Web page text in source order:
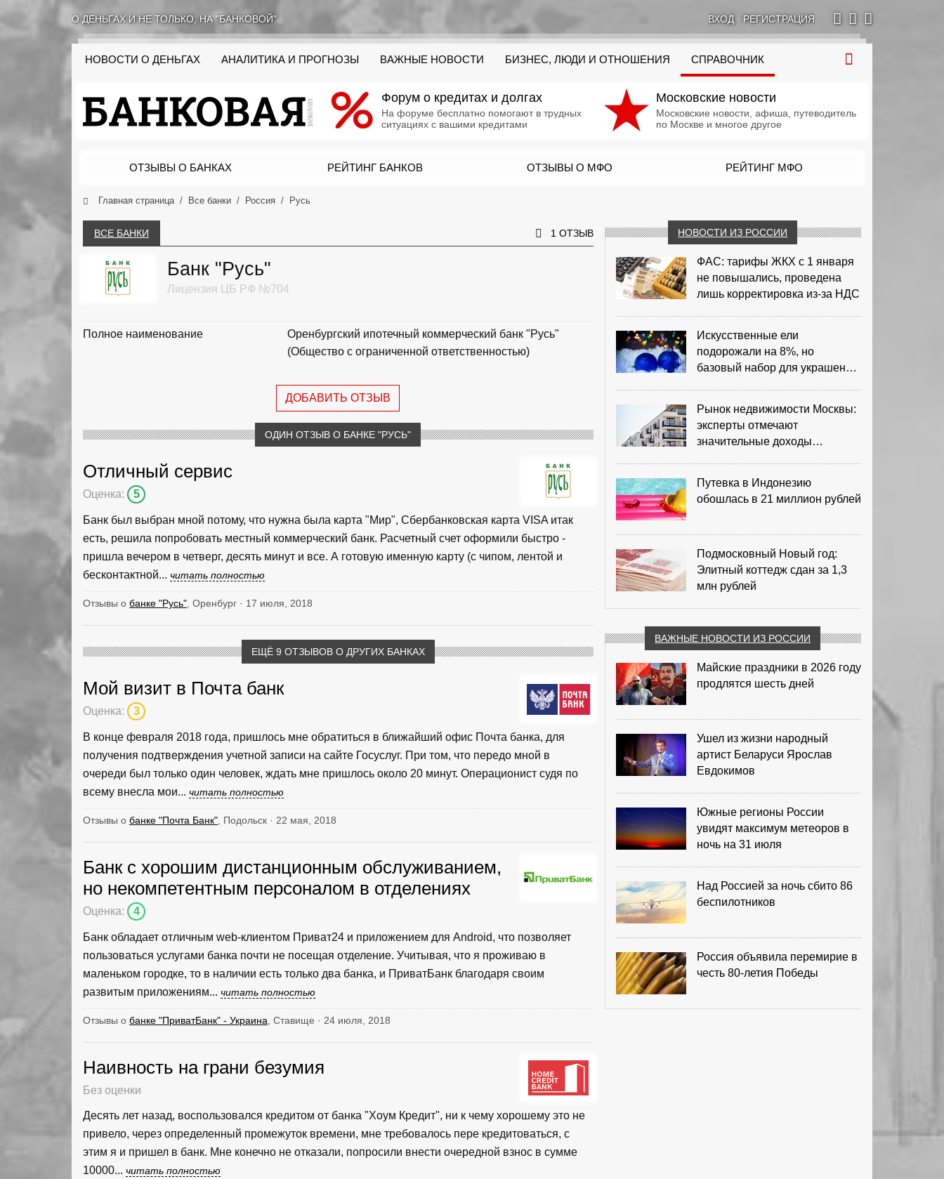
О ДЕНЬГАХ И НЕ ТОЛЬКО, НА "БАНКОВОЙ" ВХОД· РЕГИСТРАЦИЯ
НОВОСТИ О ДЕНЬГАХ АНАЛИТИКА И ПРОГНОЗЫ ВАЖНЫЕ НОВОСТИ БИЗНЕС, ЛЮДИ И ОТНОШЕНИЯ СПРАВОЧНИК
Форум о кредитах и долгах
На форуме бесплатно помогают в трудных
ситуациях с вашими кредитами
Московские новости
Московские новости, афиша, путеводитель
по Москве и многое другое
ОТЗЫВЫ О БАНКАХ РЕЙТИНГ БАНКОВ ОТЗЫВЫ О МФО РЕЙТИНГ МФО
Главная страница Все банки Россия Русь
ВСЕ БАНКИ 1 ОТЗЫВ
Банк "Русь"
Лицензия ЦБ РФ №704
Полное наименование
Оренбургский ипотечный коммерческий банк "Русь"
(Общество с ограниченной ответственностью)
ДОБАВИТЬ ОТЗЫВ
ОДИН ОТЗЫВ О БАНКЕ "РУСЬ"
Отличный сервис
Оценка: 5
Банк был выбран мной потому, что нужна была карта "Мир", Сбербанковская карта VISA итак
есть, решила попробовать местный коммерческий банк. Расчетный счет оформили быстро -
пришла вечером в четверг, десять минут и все. А готовую именную карту (с чипом, лентой и
бесконтактной... читать полностью
Отзывы о банке "Русь" , Оренбург · 17 июля, 2018
ЕЩЁ 9 ОТЗЫВОВ О ДРУГИХ БАНКАХ
Мой визит в Почта банк
Оценка: 3
В конце февраля 2018 года, пришлось мне обратиться в ближайший офис Почта банка, для
получения подтверждения учетной записи на сайте Госуслуг. При том, что передо мной в
очереди был только один человек, ждать мне пришлось около 20 минут. Операционист судя по
всему внесла мои... читать полностью
Отзывы о банке "Почта Банк" , Подольск · 22 мая, 2018
Банк с хорошим дистанционным обслуживанием,
но некомпетентным персоналом в отделениях
Оценка: 4
Банк обладает отличным web-клиентом Приват24 и приложением для Android, что позволяет
пользоваться услугами банка почти не посещая отделение. Учитывая, что я проживаю в
маленьком городке, то в наличии есть только два банка, и ПриватБанк благодаря своим
развитым приложениям... читать полностью
Отзывы о банке "ПриватБанк" - Украина , Ставище · 24 июля, 2018
Наивность на грани безумия
Без оценки
Десять лет назад, воспользовался кредитом от банка "Хоум Кредит", ни к чему хорошему это не
привело, через определенный промежуток времени, мне требовалось пере кредитоваться, с
этим я и пришел в банк. Мне конечно не отказали, попросили внести очередной взнос в сумме
10000... читать полностью
НОВОСТИ ИЗ РОССИИ
ФАС: тарифы ЖКХ с 1 января
не повышались, проведена
лишь корректировка из‑за НДС
Искусственные ели
подорожали на 8%, но
базовый набор для украшения
Рынок недвижимости Москвы:
эксперты отмечают
значительные доходы
Путевка в Индонезию
обошлась в 21 миллион рублей
Подмосковный Новый год:
Элитный коттедж сдан за 1,3
млн рублей
ВАЖНЫЕ НОВОСТИ ИЗ РОССИИ
Майские праздники в 2026 году
продлятся шесть дней
Ушел из жизни народный
артист Беларуси Ярослав
Евдокимов
Южные регионы России
увидят максимум метеоров в
ночь на 31 июля
Над Россией за ночь сбито 86
беспилотников
Россия объявила перемирие в
честь 80-летия Победы